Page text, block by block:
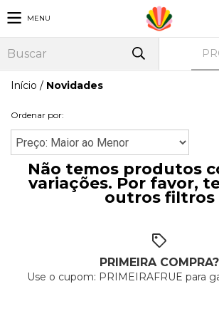
MENU
Início / Novidades
Ordenar por:
Não temos produtos
variações. Por favor,
outros filtros
PRIMEIRA COMPRA?
Use o cupom: PRIMEIRAFRUE para